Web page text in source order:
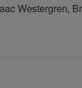
Westergren,